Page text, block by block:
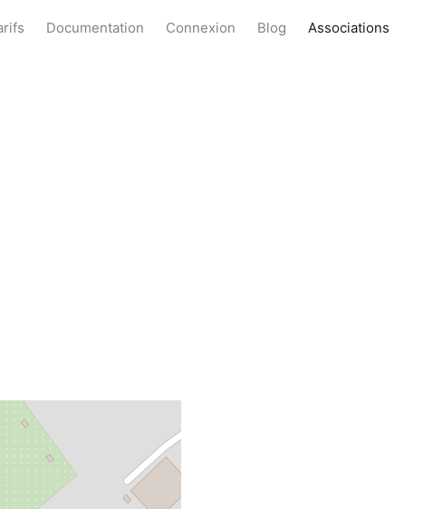
Documentation Connexion Blog Associations